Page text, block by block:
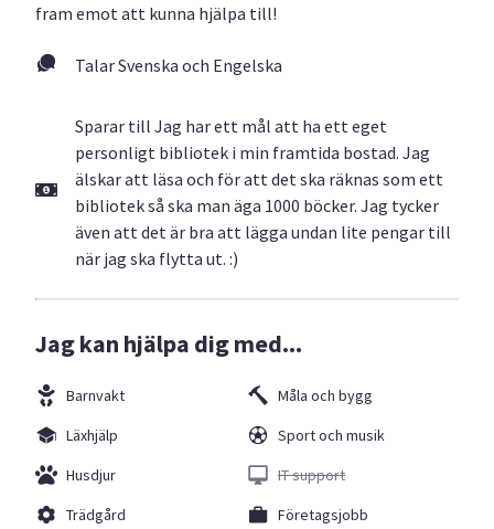
fram emot att kunna hjälpa till!
Talar Svenska och Engelska
Sparar till Jag har ett mål att ha ett eget
personligt bibliotek i min framtida bostad. Jag
älskar att läsa och för att det ska räknas som ett
bibliotek så ska man äga 1000 böcker. Jag tycker
även att det är bra att lägga undan lite pengar till
när jag ska flytta ut. :)
Jag kan hjälpa dig med...
Barnvakt
Läxhjälp
Husdjur
Trädgård
Måla och bygg
Sport och musik
IT support
Företagsjobb